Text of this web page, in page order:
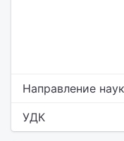
Направление
УДК